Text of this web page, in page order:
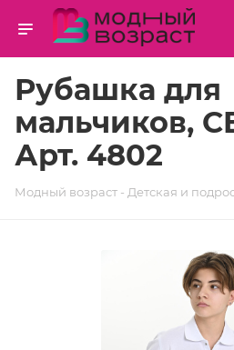
Рубашка для
мальчиков,
Арт. 4802
Модный возраст - Детская и